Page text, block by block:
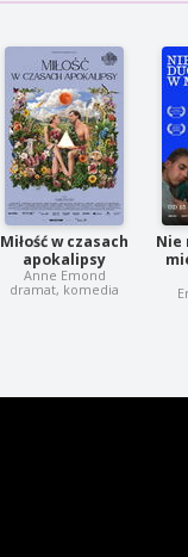
Miłość w czasach
apokalipsy
Anne Emond
dramat, komedia
Nie